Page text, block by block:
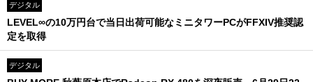
デジタル
LEVEL∞の10万円台で当日出荷可能なミニタワーPCがFFXIV推奨認
定を取得
デジタル